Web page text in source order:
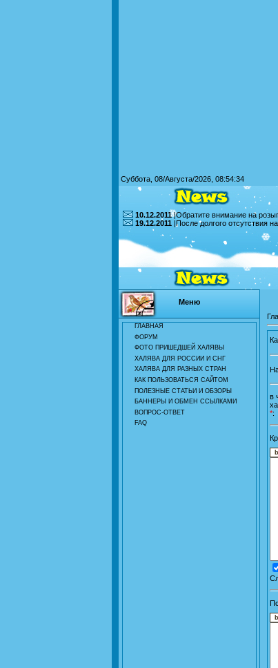
Суббота, 08/Августа/2026, 08:54:34
10.12.2011|Обратите внимание на
19.12.2011 |После долгого отсутствия
Меню
ГЛАВНАЯ
ФОРУМ
ФОТО ПРИШЕДШЕЙ ХАЛЯВЫ
ХАЛЯВА ДЛЯ РОССИИ И СНГ
ХАЛЯВА ДЛЯ РАЗНЫХ СТРАН
КАК ПОЛЬЗОВАТЬСЯ САЙТОМ
ПОЛЕЗНЫЕ СТАТЬИ И ОБЗОРЫ
БАННЕРЫ И ОБМЕН ССЫЛКАМИ
ВОПРОС-ОТВЕТ
FAQ
в
*: